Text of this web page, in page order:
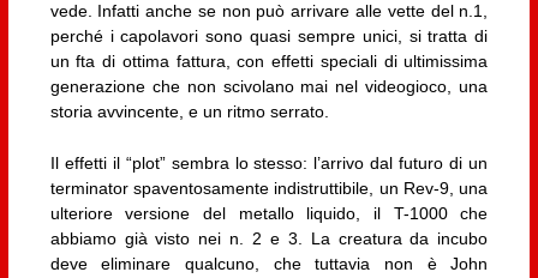
vede. Infatti anche se non può arrivare alle vette del n.1,
perché i capolavori sono quasi sempre unici, si tratta di
un fta di ottima fattura, con effetti speciali di ultimissima
generazione che non scivolano mai nel videogioco, una
storia avvincente, e un ritmo serrato.
Il effetti il “plot” sembra lo stesso: l’arrivo dal futuro di un
terminator spaventosamente indistruttibile, un Rev-9, una
ulteriore versione del metallo liquido, il T-1000 che
abbiamo già visto nei n. 2 e 3. La creatura da incubo
deve eliminare qualcuno, che tuttavia non è John